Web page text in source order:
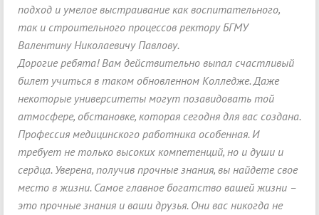
подход и умелое выстраивание как воспитательного,
так и строительного процессов ректору БГМУ
Валентину Николаевичу Павлову.
Дорогие ребята! Вам действительно выпал счастливый
билет учиться в таком обновленном Колледже. Даже
некоторые университеты могут позавидовать той
атмосфере, обстановке, которая сегодня для вас создана.
Профессия медицинского работника особенная. И
требует не только высоких компетенций, но и души и
сердца. Уверена, получив прочные знания, вы найдете свое
место в жизни. Самое главное богатство вашей жизни –
это прочные знания и ваши друзья. Они вас никогда не